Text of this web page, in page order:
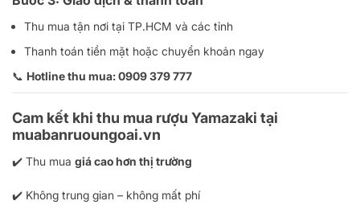
Thu mua tận nơi tại TP.HCM và các tỉnh
Thanh toán tiền mặt hoặc chuyển khoản ngay
📞 Hotline thu mua: 0909 379 777
Cam kết khi thu mua rượu Yamazaki tại
muabanruoungoai.vn
✔️ Thu mua giá cao hơn thị trường
✔️ Không trung gian – không mất phí